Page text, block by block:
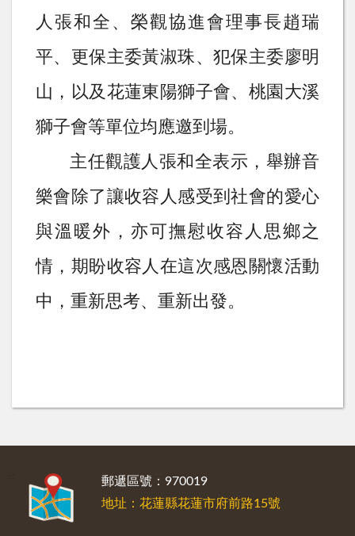
人張和全、榮觀協進會理事長趙瑞
平、更保主委黃淑珠、犯保主委廖明
山，以及花蓮東陽獅子會、桃園大溪
獅子會等單位均應邀到場。
主任觀護人張和全表示，舉辦音
樂會除了讓收容人感受到社會的愛心
與溫暖外，亦可撫慰收容人思鄉之
情，期盼收容人在這次感恩關懷活動
中，重新思考、重新出發。
郵遞區號：970019
地址：花蓮縣花蓮市府前路15號